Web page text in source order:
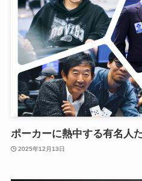
ポーカーに熱中する有名人
2025年12月13日